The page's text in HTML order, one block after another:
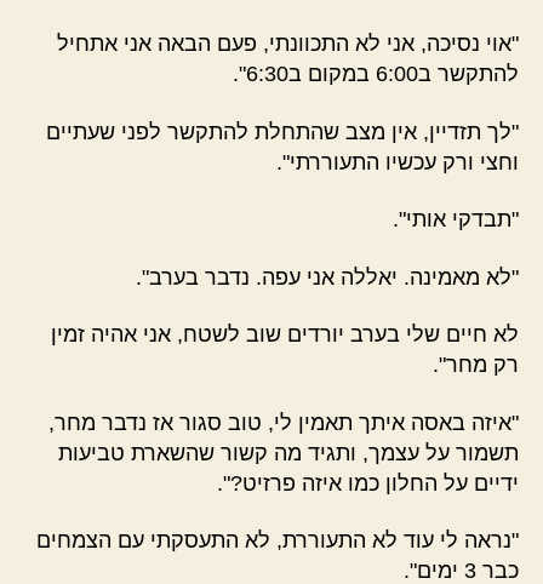
"אוי נסיכה, אני לא התכוונתי, פעם הבאה אני אתחיל
להתקשר ב6:00 במקום ב6:30".
"לך תזדיין, אין מצב שהתחלת להתקשר לפני שעתיים
וחצי ורק עכשיו התעוררתי".
"תבדקי אותי".
"לא מאמינה. יאללה אני עפה. נדבר בערב".
לא חיים שלי בערב יורדים שוב לשטח, אני אהיה זמין
רק מחר".
"איזה באסה איתך תאמין לי, טוב סגור אז נדבר מחר,
תשמור על עצמך, ותגיד מה קשור שהשארת טביעות
ידיים על החלון כמו איזה פרזיט?".
"נראה לי עוד לא התעוררת, לא התעסקתי עם הצמחים
כבר 3 ימים".